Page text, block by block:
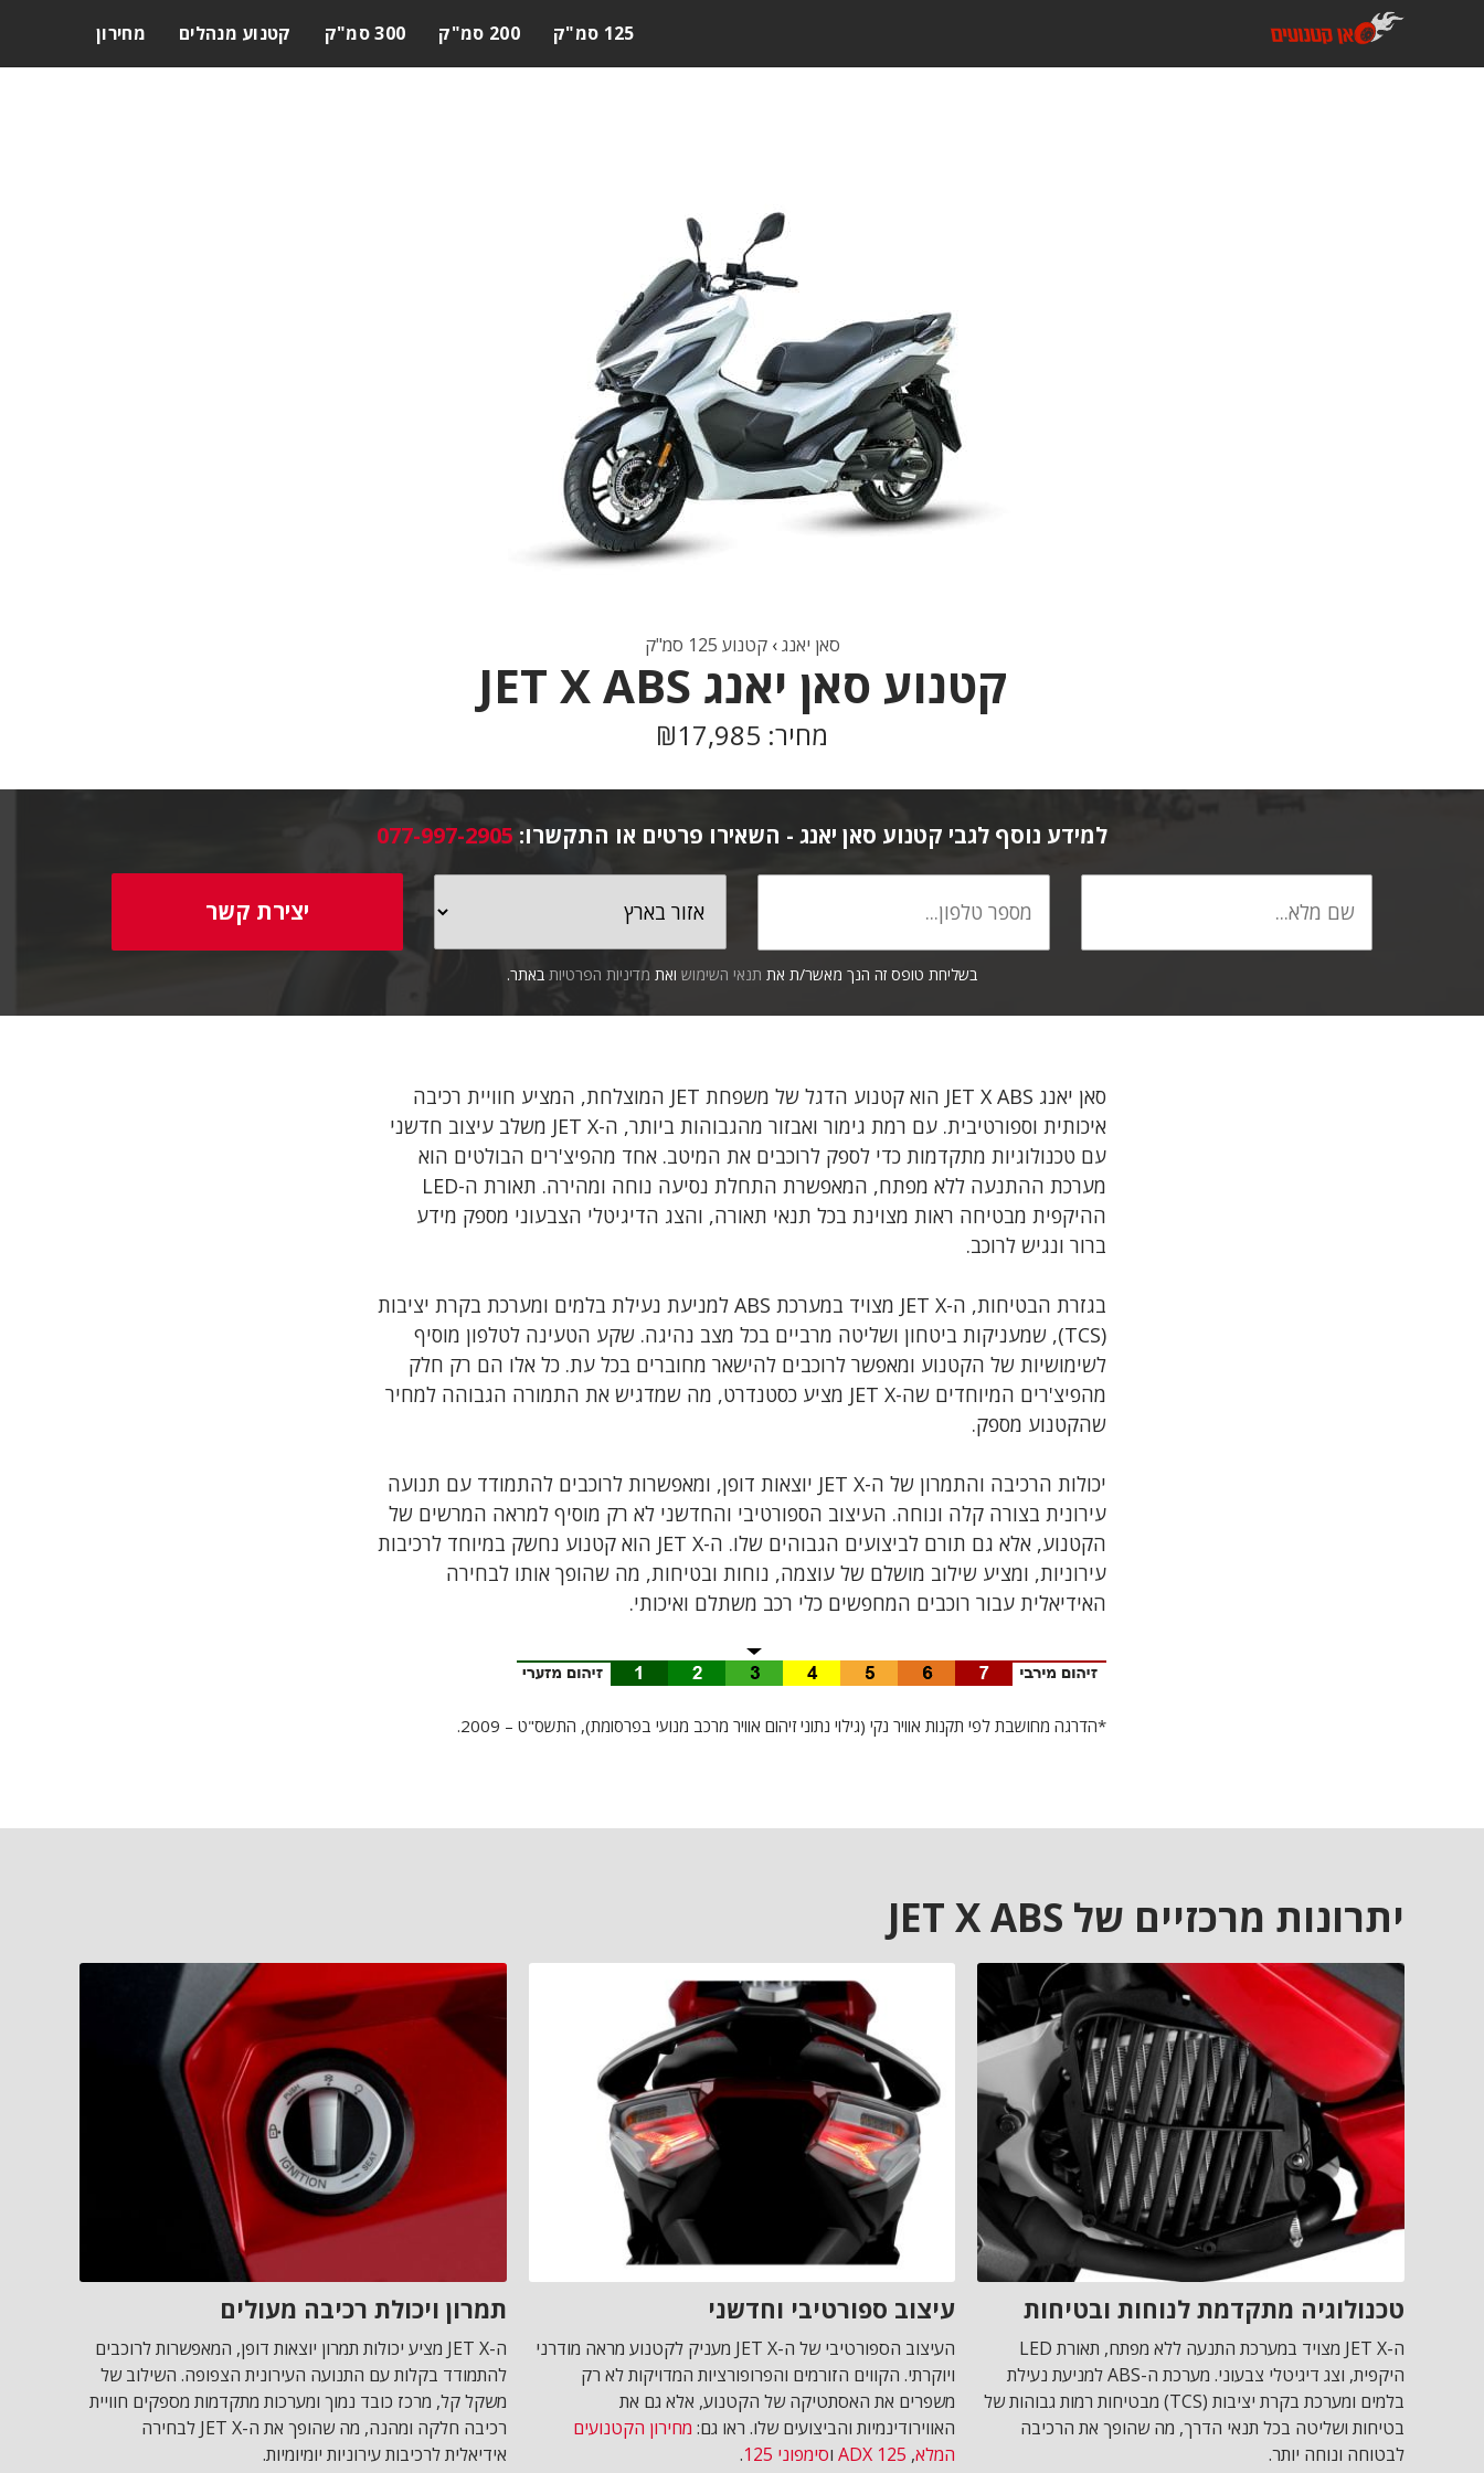
125 סמ"ק 200 סמ"ק 300 סמ"ק קטנוע מנהלים מחירון
סאן יאנג›קטנוע 125 סמ"ק
קטנוע סאן יאנג JET X ABS
מחיר: ₪17,985
למידע נוסף לגבי קטנוע סאן יאנג - השאירו פרטים או התקשרו: 077-997-2905
בשליחת טופס זה הנך מאשר/ת את תנאי השימוש ואת מדיניות הפרטיות באתר.
סאן יאנג JET X ABS הוא קטנוע הדגל של משפחת JET המוצלחת, המציע חוויית רכיבה
איכותית וספורטיבית. עם רמת גימור ואבזור מהגבוהות ביותר, ה-JET X משלב עיצוב חדשני
עם טכנולוגיות מתקדמות כדי לספק לרוכבים את המיטב. אחד מהפיצ'רים הבולטים הוא
מערכת ההתנעה ללא מפתח, המאפשרת התחלת נסיעה נוחה ומהירה. תאורת ה-LED
ההיקפית מבטיחה ראות מצוינת בכל תנאי תאורה, והצג הדיגיטלי הצבעוני מספק מידע
ברור ונגיש לרוכב.
בגזרת הבטיחות, ה-JET X מצויד במערכת ABS למניעת נעילת בלמים ומערכת בקרת יציבות
(TCS), שמעניקות ביטחון ושליטה מרביים בכל מצב נהיגה. שקע הטעינה לטלפון מוסיף
לשימושיות של הקטנוע ומאפשר לרוכבים להישאר מחוברים בכל עת. כל אלו הם רק חלק
מהפיצ'רים המיוחדים שה-JET X מציע כסטנדרט, מה שמדגיש את התמורה הגבוהה למחיר
שהקטנוע מספק.
יכולות הרכיבה והתמרון של ה-JET X יוצאות דופן, ומאפשרות לרוכבים להתמודד עם תנועה
עירונית בצורה קלה ונוחה. העיצוב הספורטיבי והחדשני לא רק מוסיף למראה המרשים של
הקטנוע, אלא גם תורם לביצועים הגבוהים שלו. ה-JET X הוא קטנוע נחשק במיוחד לרכיבות
עירוניות, ומציע שילוב מושלם של עוצמה, נוחות ובטיחות, מה שהופך אותו לבחירה
האידיאלית עבור רוכבים המחפשים כלי רכב משתלם ואיכותי.
*הדרגה מחושבת לפי תקנות אוויר נקי (גילוי נתוני זיהום אוויר מרכב מנועי בפרסומת), התשס"ט – 2009.
יתרונות מרכזיים של JET X ABS
טכנולוגיה מתקדמת לנוחות ובטיחות
ה-JET X מצויד במערכת התנעה ללא מפתח, תאורת LED
היקפית, וצג דיגיטלי צבעוני. מערכת ה-ABS למניעת נעילת
בלמים ומערכת בקרת יציבות (TCS) מבטיחות רמות גבוהות של
בטיחות ושליטה בכל תנאי הדרך, מה שהופך את הרכיבה
לבטוחה ונוחה יותר.
עיצוב ספורטיבי וחדשני
העיצוב הספורטיבי של ה-JET X מעניק לקטנוע מראה מודרני
ויוקרתי. הקווים הזורמים והפרופורציות המדויקות לא רק
משפרים את האסתטיקה של הקטנוע, אלא גם את
האווירודינמיות והביצועים שלו. ראו גם: מחירון הקטנועים
המלא,
ADX 125וסימפוני 125 .
תמרון ויכולת רכיבה מעולים
ה-JET X מציע יכולות תמרון יוצאות דופן, המאפשרות לרוכבים
להתמודד בקלות עם התנועה העירונית הצפופה. השילוב של
משקל קל, מרכז כובד נמוך ומערכות מתקדמות מספקים חוויית
רכיבה חלקה ומהנה, מה שהופך את ה-JET X לבחירה
אידיאלית לרכיבות עירוניות יומיומיות.